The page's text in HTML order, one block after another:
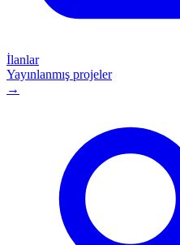
İlanlar
Yayınlanmış projeler
→